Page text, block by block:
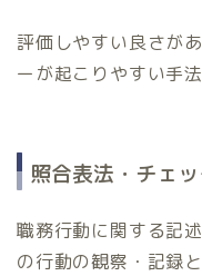
評価しやすい良さが
ーが起こりやすい手法
照合表法・チェ
職務行動に関する記
の行動の観察・記録